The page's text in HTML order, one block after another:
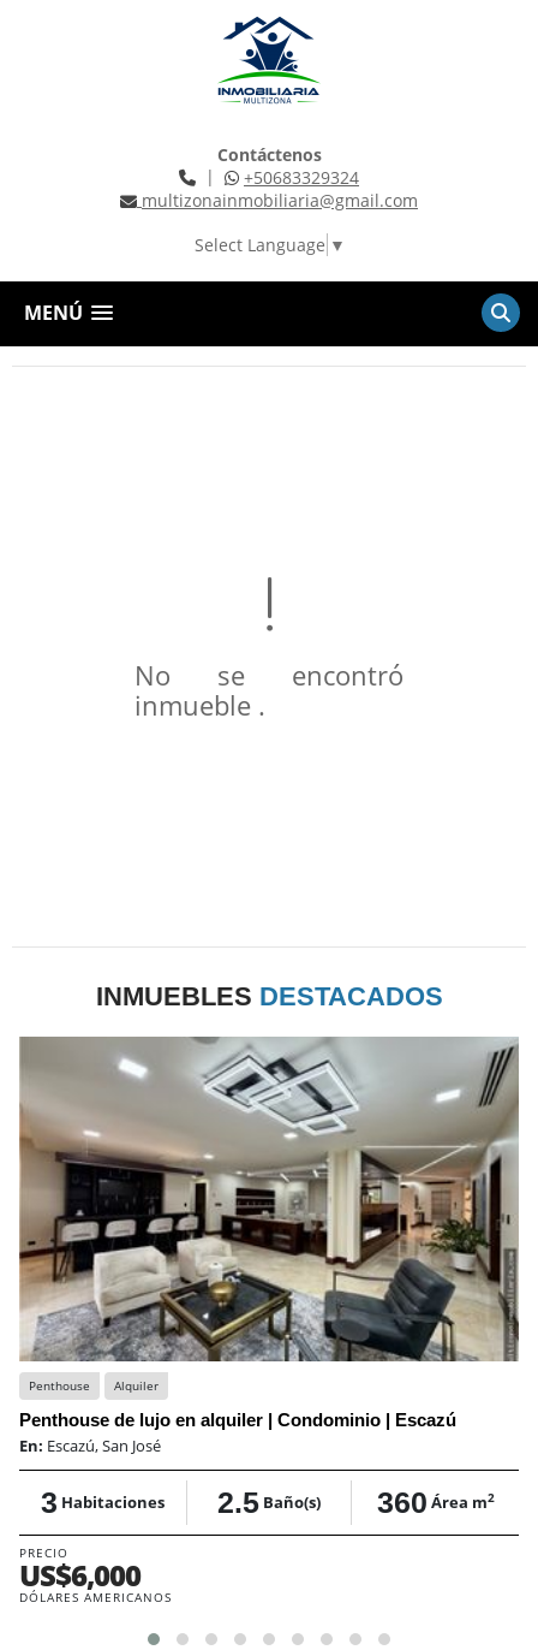
Contáctenos
|
+50683329324
multizonainmobiliaria@gmail.com
Select Language ▼
MENÚ
No se encontró
inmueble .
INMUEBLES DESTACADOS
Penthouse Alquiler
Penthouse de lujo en alquiler | Condominio | Escazú
En: Escazú, San José
3 Habitaciones 2.5 Baño(s) 360 Área m2
PRECIO
US$6,000
DÓLARES AMERICANOS